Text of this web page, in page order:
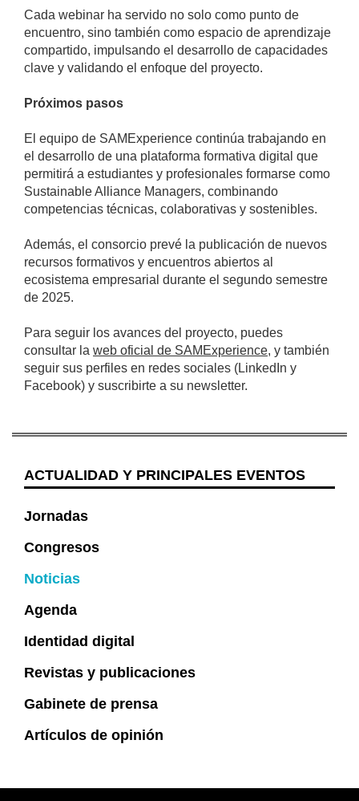
Cada webinar ha servido no solo como punto de
encuentro, sino también como espacio de aprendizaje
compartido, impulsando el desarrollo de capacidades
clave y validando el enfoque del proyecto.
Próximos pasos
El equipo de SAMExperience continúa trabajando en
el desarrollo de una plataforma formativa digital que
permitirá a estudiantes y profesionales formarse como
Sustainable Alliance Managers, combinando
competencias técnicas, colaborativas y sostenibles.
Además, el consorcio prevé la publicación de nuevos
recursos formativos y encuentros abiertos al
ecosistema empresarial durante el segundo semestre
de 2025.
Para seguir los avances del proyecto, puedes
consultar la web oficial de SAMExperience, y también
seguir sus perfiles en redes sociales (LinkedIn y
Facebook) y suscribirte a su newsletter.
ACTUALIDAD Y PRINCIPALES EVENTOS
Jornadas
Congresos
Noticias
Agenda
Identidad digital
Revistas y publicaciones
Gabinete de prensa
Artículos de opinión